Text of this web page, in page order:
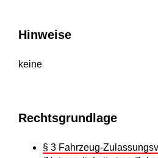
Hinweise
keine
Rechtsgrundlage
§ 3 Fahrzeug-